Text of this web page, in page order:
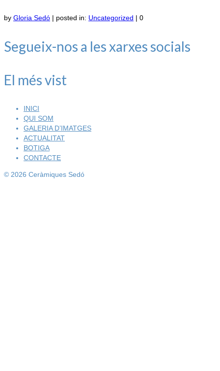
by Gloria Sedó | posted in: Uncategorized | 0
Segueix-nos a les xarxes socials
El més vist
INICI
QUI SOM
GALERIA D’IMATGES
ACTUALITAT
BOTIGA
CONTACTE
© 2026 Ceràmiques Sedó